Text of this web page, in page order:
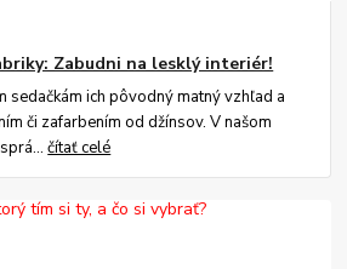
Zabudni na lesklý interiér!
sedačkám ich pôvodný matný vzhľad a
či zafarbením od džínsov. V našom
čítať celé